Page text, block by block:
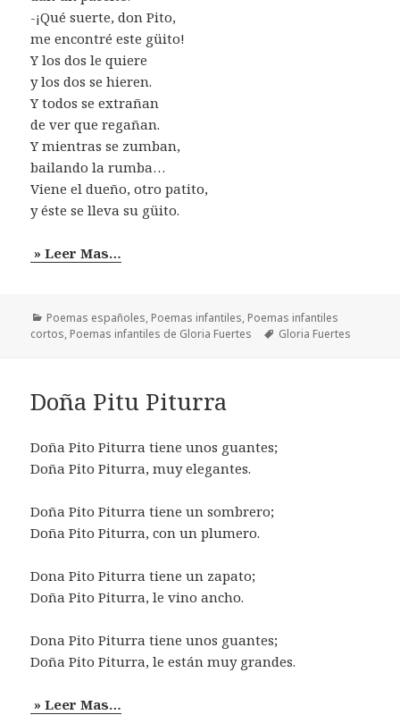
-¡Qué suerte, don Pito,
me encontré este güito!
Y los dos le quiere
y los dos se hieren.
Y todos se extrañan
de ver que regañan.
Y mientras se zumban,
bailando la rumba…
Viene el dueño, otro patito,
y éste se lleva su güito.
» Leer Mas…
Categorías
Poemas españoles, Poemas infantiles, Poemas infantiles
cortos, Poemas infantiles de Gloria Fuertes Etiquetas
Gloria Fuertes
Doña Pitu Piturra
Doña Pito Piturra tiene unos guantes;
Doña Pito Piturra, muy elegantes.
Doña Pito Piturra tiene un sombrero;
Doña Pito Piturra, con un plumero.
Dona Pito Piturra tiene un zapato;
Doña Pito Piturra, le vino ancho.
Dona Pito Piturra tiene unos guantes;
Doña Pito Piturra, le están muy grandes.
» Leer Mas…